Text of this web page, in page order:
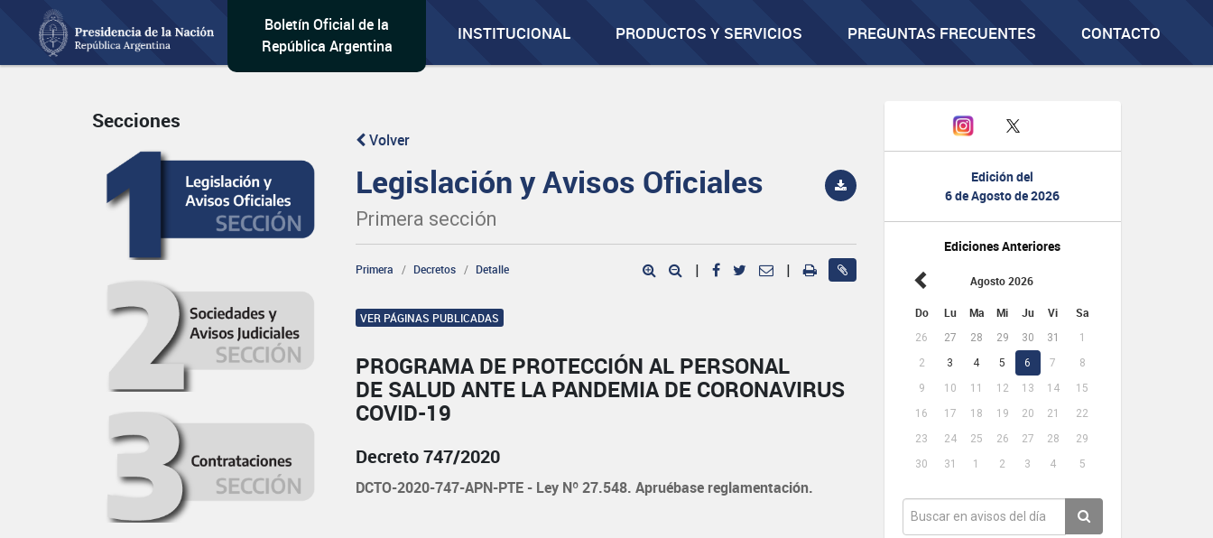
Boletín Oficial de la
República Argentina
INSTITUCIONAL PRODUCTOS Y SERVICIOS PREGUNTAS FRECUENTES CONTACTO
Edición del
6 de Agosto de 2026
Ediciones Anteriores
Agosto 2026
Do Lu Ma Mi Ju Vi Sa
26 27 28 29 30 31
1
2
3 4 5 6 7
8
9
10 11 12 13 14
15
16
17 18 19 20 21
22
23
24 25 26 27 28
29
30
31 1 2 3 4 5
Secciones
Volver
Legislación y Avisos Oficiales
Primera sección
Primera Decretos Detalle | |
VER PÁGINAS PUBLICADAS
PROGRAMA DE PROTECCIÓN AL PERSONAL
DE SALUD ANTE LA PANDEMIA DE CORONAVIRUS
COVID-19
Decreto 747/2020
DCTO-2020-747-APN-PTE - Ley Nº 27.548. Apruébase reglamentación.